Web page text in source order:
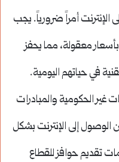
أمراً ضرورياً. يجب
بأسعار معقولة، مما يحفز
في حياتهم اليومية.
غير الحكومية والمبادرات
الوصول إلى الإنترنت بشكل
تقديم حوافز للقطاع